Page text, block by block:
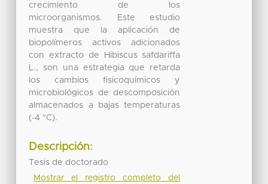
crecimiento de los
microorganismos. Este estudio
muestra que la aplicación de
biopolímeros activos adicionados
con extracto de Hibiscus safdariffa
L., son una estrategia que retarda
los cambios fisicoquímicos y
microbiológicos de descomposición
almacenados a bajas temperaturas
(-4 °C).
Descripción:
Tesis de doctorado
Mostrar el registro completo del